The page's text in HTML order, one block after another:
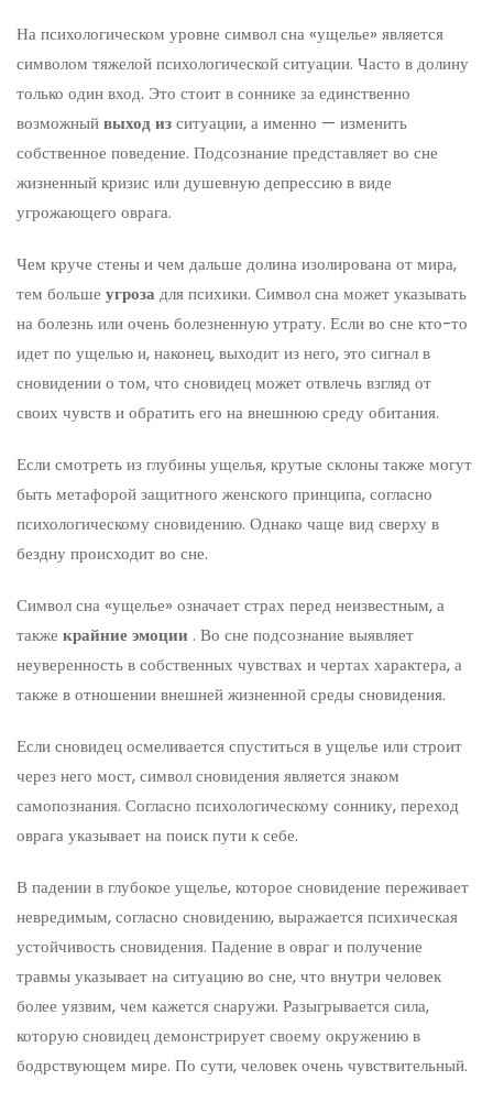
На психологическом уровне символ сна «ущелье» является
символом тяжелой психологической ситуации. Часто в долину
только один вход. Это стоит в соннике за единственно
возможныйвыход изситуации, а именно — изменить
собственное поведение. Подсознание представляет во сне
жизненный кризис или душевную депрессию в виде
угрожающего оврага.
Чем круче стены и чем дальше долина изолирована от мира,
тем больше угроза для психики. Символ сна может указывать
на болезнь или очень болезненную утрату. Если во сне кто-то
идет по ущелью и, наконец, выходит из него, это сигнал в
сновидении о том, что сновидец может отвлечь взгляд от
своих чувств и обратить его на внешнюю среду обитания.
Если смотреть из глубины ущелья, крутые склоны также могут
быть метафорой защитного женского принципа, согласно
психологическому сновидению. Однако чаще вид сверху в
бездну происходит во сне.
Символ сна «ущелье» означает страх перед неизвестным, а
также крайние эмоции . Во сне подсознание выявляет
неуверенность в собственных чувствах и чертах характера, а
также в отношении внешней жизненной среды сновидения.
Если сновидец осмеливается спуститься в ущелье или строит
через него мост, символ сновидения является знаком
самопознания. Согласно психологическому соннику, переход
оврага указывает на поиск пути к себе.
В падении в глубокое ущелье, которое сновидение переживает
невредимым, согласно сновидению, выражается психическая
устойчивость сновидения. Падение в овраг и получение
травмы указывает на ситуацию во сне, что внутри человек
более уязвим, чем кажется снаружи. Разыгрывается сила,
которую сновидец демонстрирует своему окружению в
бодрствующем мире. По сути, человек очень чувствительный.